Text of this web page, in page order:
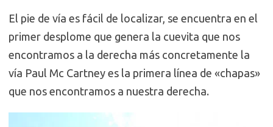
El pie de vía es fácil de localizar, se encuentra en el
primer desplome que genera la cuevita que nos
encontramos a la derecha más concretamente la
vía Paul Mc Cartney es la primera línea de «chapas»
que nos encontramos a nuestra derecha.